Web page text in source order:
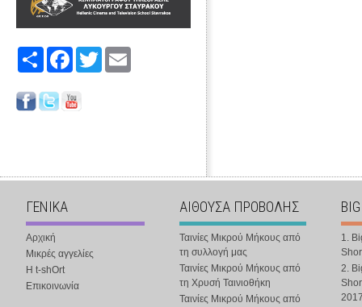
Share FacebookTwitter
ΓΕΝΙΚΑ
Αρχική
Μικρές αγγελίες
Η t-shOrt
Επικοινωνία
ΑΙΘΟΥΣΑ ΠΡΟΒΟΛΗΣ
Ταινίες Μικρού Μήκους από
τη συλλογή μας
Ταινίες Μικρού Μήκους από
τη Χρυσή Ταινιοθήκη
Ταινίες Μικρού Μήκους από
1.
2.